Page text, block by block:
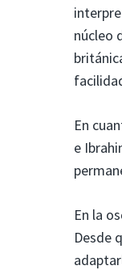
núcleo
En
e
En la
Desde